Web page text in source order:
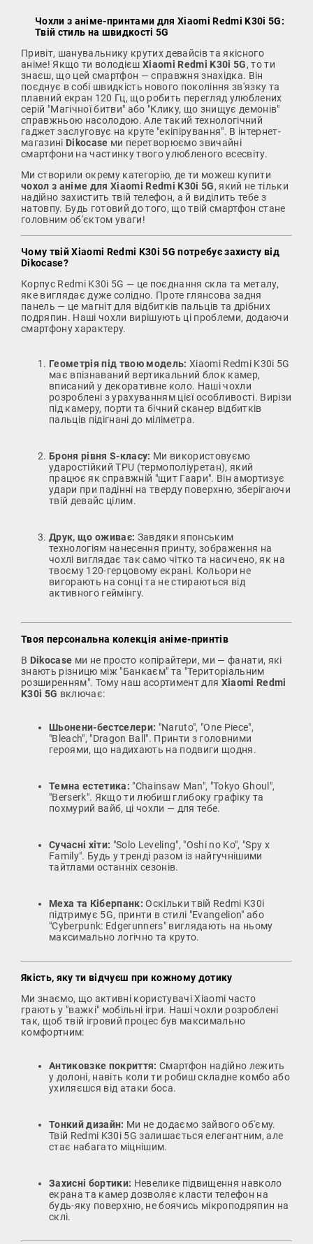
Чохли з аніме-принтами для Xiaomi Redmi K30i 5G:
Твій стиль на швидкості 5G
Привіт, шанувальнику крутих девайсів та якісного
аніме! Якщо ти володієш Xiaomi Redmi K30i 5G, то ти
знаєш, що цей смартфон — справжня знахідка. Він
поєднує в собі швидкість нового покоління зв'язку та
плавний екран 120 Гц, що робить перегляд улюблених
серій "Магічної битви" або "Клику, що знищує демонів"
справжньою насолодою. Але такий технологічний
гаджет заслуговує на круте "екіпірування". В інтернет-
магазині Dikocase ми перетворюємо звичайні
смартфони на частинку твого улюбленого всесвіту.
Ми створили окрему категорію, де ти можеш купити
чохол з аніме для Xiaomi Redmi K30i 5G, який не тільки
надійно захистить твій телефон, а й виділить тебе з
натовпу. Будь готовий до того, що твій смартфон стане
головним об'єктом уваги!
Чому твій Xiaomi Redmi K30i 5G потребує захисту від
Dikocase?
Корпус Redmi K30i 5G — це поєднання скла та металу,
яке виглядає дуже солідно. Проте глянсова задня
панель — це магніт для відбитків пальців та дрібних
подряпин. Наші чохли вирішують ці проблеми, додаючи
смартфону характеру.
Геометрія під твою модель: Xiaomi Redmi K30i 5G
має впізнаваний вертикальний блок камер,
вписаний у декоративне коло. Наші чохли
розроблені з урахуванням цієї особливості. Вирізи
під камеру, порти та бічний сканер відбитків
пальців підігнані до міліметра.
Броня рівня S-класу: Ми використовуємо
ударостійкий TPU (термополіуретан), який
працює як справжній "щит Гаари". Він амортизує
удари при падінні на тверду поверхню, зберігаючи
твій девайс цілим.
Друк, що оживає: Завдяки японським
технологіям нанесення принту, зображення на
чохлі виглядає так само чітко та насичено, як на
твоєму 120-герцовому екрані. Кольори не
вигорають на сонці та не стираються від
активного геймінгу.
Твоя персональна колекція аніме-принтів
В Dikocase ми не просто копірайтери, ми — фанати, які
знають різницю між "Банкаєм" та "Територіальним
розширенням". Тому наш асортимент для Xiaomi Redmi
K30i 5G включає:
Шьонени-бестселери: "Naruto", "One Piece",
"Bleach", "Dragon Ball". Принти з головними
героями, що надихають на подвиги щодня.
Темна естетика: "Chainsaw Man", "Tokyo Ghoul",
"Berserk". Якщо ти любиш глибоку графіку та
похмурий вайб, ці чохли — для тебе.
Сучасні хіти: "Solo Leveling", "Oshi no Ko", "Spy x
Family". Будь у тренді разом із найгучнішими
тайтлами останніх сезонів.
Меха та Кіберпанк: Оскільки твій Redmi K30i
підтримує 5G, принти в стилі "Evangelion" або
"Cyberpunk: Edgerunners" виглядають на ньому
максимально логічно та круто.
Якість, яку ти відчуєш при кожному дотику
Ми знаємо, що активні користувачі Xiaomi часто
грають у "важкі" мобільні ігри. Наші чохли розроблені
так, щоб твій ігровий процес був максимально
комфортним:
Антиковзке покриття: Смартфон надійно лежить
у долоні, навіть коли ти робиш складне комбо або
ухиляєшся від атаки боса.
Тонкий дизайн: Ми не додаємо зайвого об'єму.
Твій Redmi K30i 5G залишається елегантним, але
стає набагато міцнішим.
Захисні бортики: Невелике підвищення навколо
екрана та камер дозволяє класти телефон на
будь-яку поверхню, не боячись мікроподряпин на
склі.